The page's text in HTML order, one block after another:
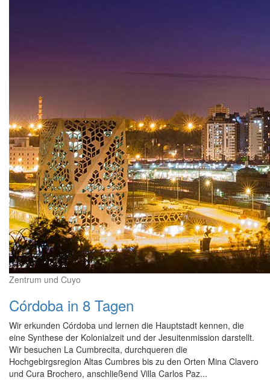
Zentrum und Cuyo
Córdoba in 8 Tagen
Wir erkunden Córdoba und lernen die Hauptstadt kennen, die
eine Synthese der Kolonialzeit und der Jesuitenmission darstellt.
Wir besuchen La Cumbrecita, durchqueren die
Hochgebirgsregion Altas Cumbres bis zu den Orten Mina Clavero
und Cura Brochero, anschließend Villa Carlos Paz...